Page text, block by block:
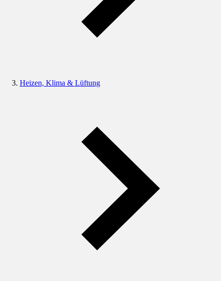
Heizen, Klima & Lüftung